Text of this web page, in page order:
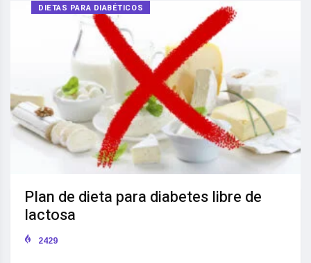
DIETAS PARA DIABÉTICOS
Plan de dieta para diabetes libre de
lactosa
2429